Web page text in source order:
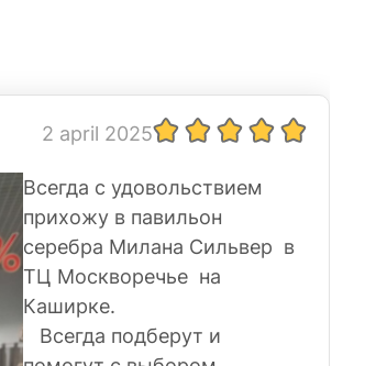
2 april 2025
Всегда с удовольствием
прихожу в павильон
серебра Милана Сильвер в
ТЦ Москворечье на
Каширке.
Всегда подберут и